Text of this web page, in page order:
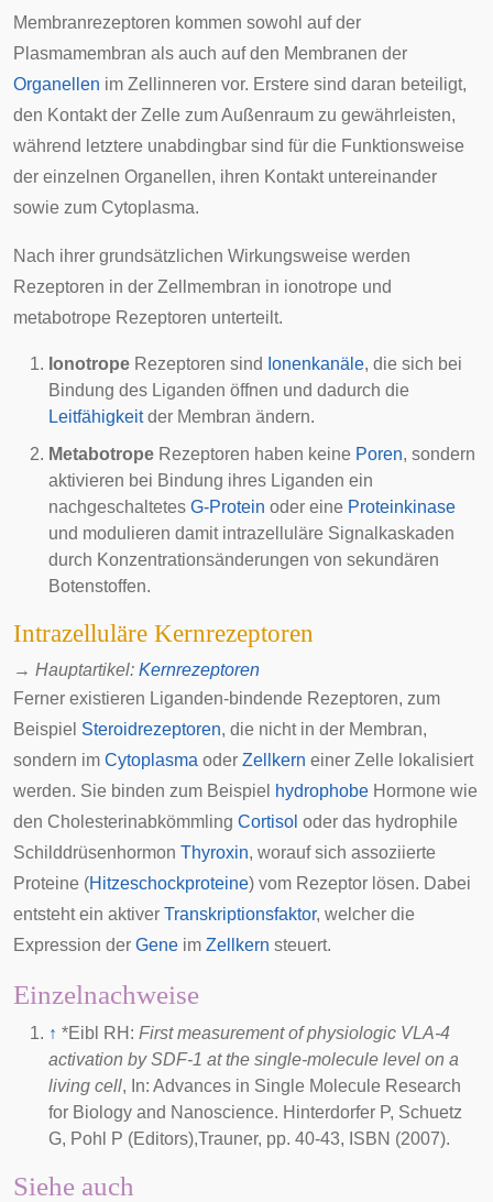
Membranrezeptoren kommen sowohl auf der
Plasmamembran als auch auf den Membranen der
Organellen im Zellinneren vor. Erstere sind daran beteiligt,
den Kontakt der Zelle zum Außenraum zu gewährleisten,
während letztere unabdingbar sind für die Funktionsweise
der einzelnen Organellen, ihren Kontakt untereinander
sowie zum Cytoplasma.
Nach ihrer grundsätzlichen Wirkungsweise werden
Rezeptoren in der Zellmembran in ionotrope und
metabotrope Rezeptoren unterteilt.
Ionotrope Rezeptoren sind Ionenkanäle, die sich bei
Bindung des Liganden öffnen und dadurch die
Leitfähigkeitder Membran ändern.
Metabotrope Rezeptoren haben keine Poren, sondern
aktivieren bei Bindung ihres Liganden ein
nachgeschaltetes G-Protein oder eine Proteinkinase
und modulieren damit intrazelluläre Signalkaskaden
durch Konzentrationsänderungen von sekundären
Botenstoffen.
Intrazelluläre Kernrezeptoren
→ Hauptartikel: Kernrezeptoren
Ferner existieren Liganden-bindende Rezeptoren, zum
Beispiel Steroidrezeptoren, die nicht in der Membran,
sondern im Cytoplasma oder Zellkern einer Zelle lokalisiert
werden. Sie binden zum Beispiel
hydrophobe Hormone wie
den Cholesterinabkömmling Cortisol oder das hydrophile
Schilddrüsenhormon Thyroxin, worauf sich assoziierte
Proteine (Hitzeschockproteine) vom Rezeptor lösen. Dabei
entsteht ein aktiver Transkriptionsfaktor, welcher die
Expression der Gene im Zellkern steuert.
Einzelnachweise
↑ *Eibl RH: First measurement of physiologic VLA-4
activation by SDF-1 at the single-molecule level on a
living cell, In: Advances in Single Molecule Research
for Biology and Nanoscience. Hinterdorfer P, Schuetz
G, Pohl P (Editors),Trauner, pp. 40-43, ISBN (2007).
Siehe auch